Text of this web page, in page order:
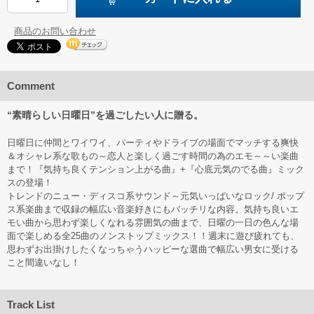
商品のお問い合わせ
Comment
“素晴らしい日曜日”を過ごしたい人に贈る。
日曜日に仲間とワイワイ、パーティやドライブの場面でマッチする爽快
＆オシャレ系な歌もの～恋人と楽しく過ごす時間の為のエモ～～い楽曲
まで！『気持ち良くテンション上がる曲』+『心底元気のでる曲』ミック
スの登場！
トレンドのニュー・ディスコ系サウンド～元気いっぱいなロック/ ポップ
ス系楽曲まで収録の幅広い音楽好きにもバッチリな内容。気持ち良いエ
モい曲から思わず楽しくなれる雰囲気の曲まで、日曜の一日の色んな場
面で楽しめる全25曲のノンストップミックス！！週末に遊び疲れても、
思わずお出掛けしたくなっちゃうハッピーな選曲で幅広い男女に受ける
こと間違いなし！
Track List